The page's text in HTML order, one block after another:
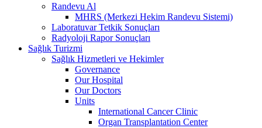
Randevu Al
MHRS (Merkezi Hekim Randevu Sistemi)
Laboratuvar Tetkik Sonuçları
Radyoloji Rapor Sonuçları
Sağlık Turizmi
Sağlık Hizmetleri ve Hekimler
Governance
Our Hospital
Our Doctors
Units
International Cancer Clinic
Organ Transplantation Center